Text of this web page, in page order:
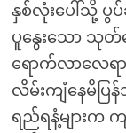
နှစ်လုံးပေါ်သို့ ပွ
ပူနွေးသော သုတ်
ရောက်လာလေရ
လိမ်းကျံနေမိပ
ရည်ရနံ့များက